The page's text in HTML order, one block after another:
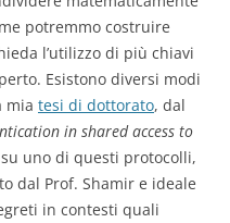
potremmo costruire
l’utilizzo di più chiavi
Esistono diversi modi
mia tesi di dottorato, dal
in shared access to
uno di questi protocolli,
dal Prof. Shamir e ideale
in contesti quali